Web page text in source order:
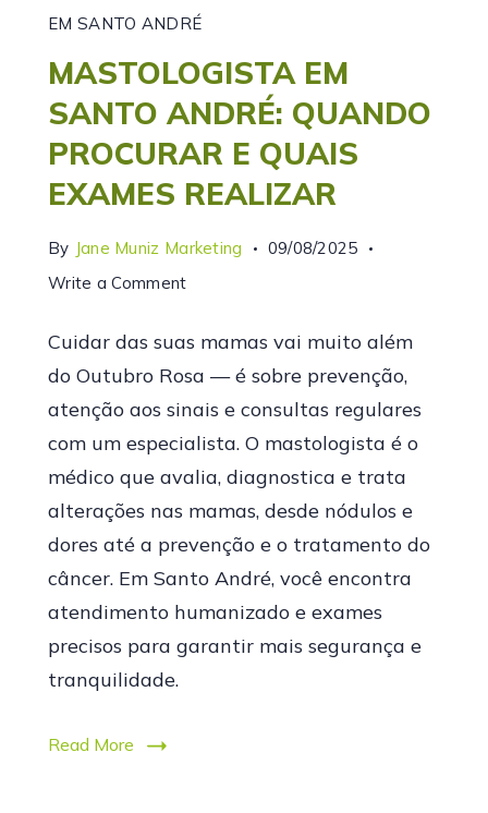
EM SANTO ANDRÉ
MASTOLOGISTA EM
SANTO ANDRÉ: QUANDO
PROCURAR E QUAIS
EXAMES REALIZAR
By Jane Muniz Marketing
09/08/2025
Write a Comment
Cuidar das suas mamas vai muito além
do Outubro Rosa — é sobre prevenção,
atenção aos sinais e consultas regulares
com um especialista. O mastologista é o
médico que avalia, diagnostica e trata
alterações nas mamas, desde nódulos e
dores até a prevenção e o tratamento do
câncer. Em Santo André, você encontra
atendimento humanizado e exames
precisos para garantir mais segurança e
tranquilidade.
Read More